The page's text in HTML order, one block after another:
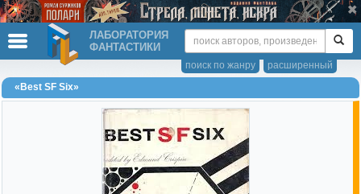
ЛАБОРАТОРИЯ
ФАНТАСТИКИ
расширенный
поиск по жанру
«Best SF Six»